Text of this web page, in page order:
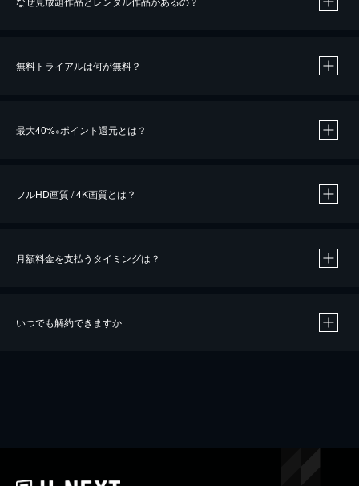
無料トライアルは何が無料？
最大40%※ポイント還元とは？
※40％ポイント還元の対象は、クレジットカード決済による作品の購入 / レンタルです。
iOSアプリのUコイン決済による作品の購入 / レンタルは、20％のポイント還元です。
フルHD画質 / 4K画質とは？
月額料金を支払うタイミングは？
いつでも解約できますか